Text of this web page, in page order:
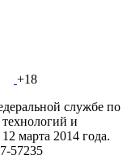
+18
службе по
и
марта 2014 года.
57235